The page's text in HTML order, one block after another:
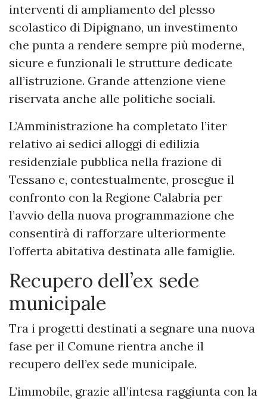
interventi di ampliamento del plesso
scolastico di Dipignano, un investimento
che punta a rendere sempre più moderne,
sicure e funzionali le strutture dedicate
all’istruzione. Grande attenzione viene
riservata anche alle politiche sociali.
L’Amministrazione ha completato l’iter
relativo ai sedici alloggi di edilizia
residenziale pubblica nella frazione di
Tessano e, contestualmente, prosegue il
confronto con la Regione Calabria per
l’avvio della nuova programmazione che
consentirà di rafforzare ulteriormente
l’offerta abitativa destinata alle famiglie.
Recupero dell’ex sede
municipale
Tra i progetti destinati a segnare una nuova
fase per il Comune rientra anche il
recupero dell’ex sede municipale.
L’immobile, grazie all’intesa raggiunta con la